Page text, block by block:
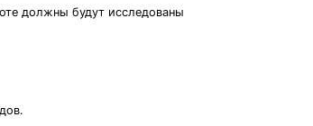
должны будут исследованы